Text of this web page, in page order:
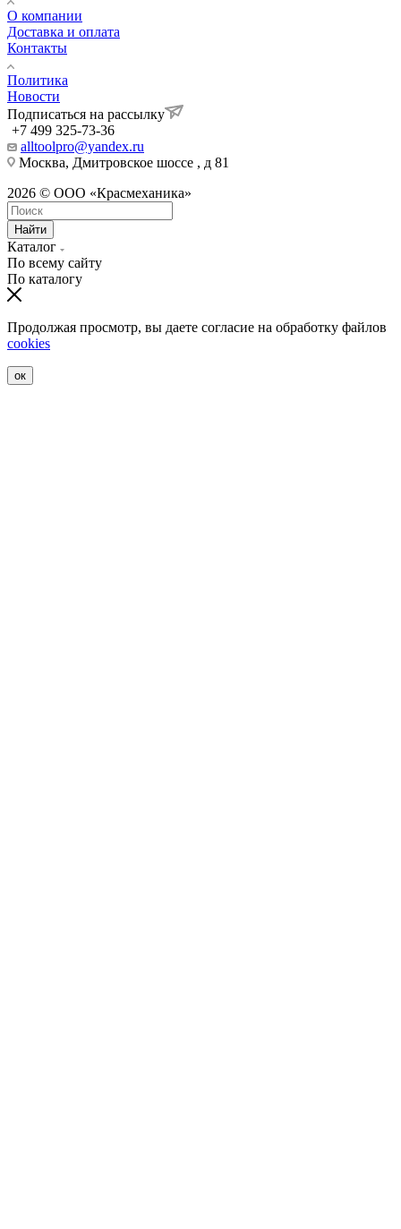
О компании
Доставка и оплата
Контакты
Политика
Новости
Подписаться на рассылку
+7 499 325-73-36
alltoolpro@yandex.ru
Москва, Дмитровское шоссе , д 81
2026 © ООО «Красмеханика»
Найти
Каталог
По всему сайту
По каталогу
Продолжая просмотр, вы даете согласие на обработку файлов
cookies
ок